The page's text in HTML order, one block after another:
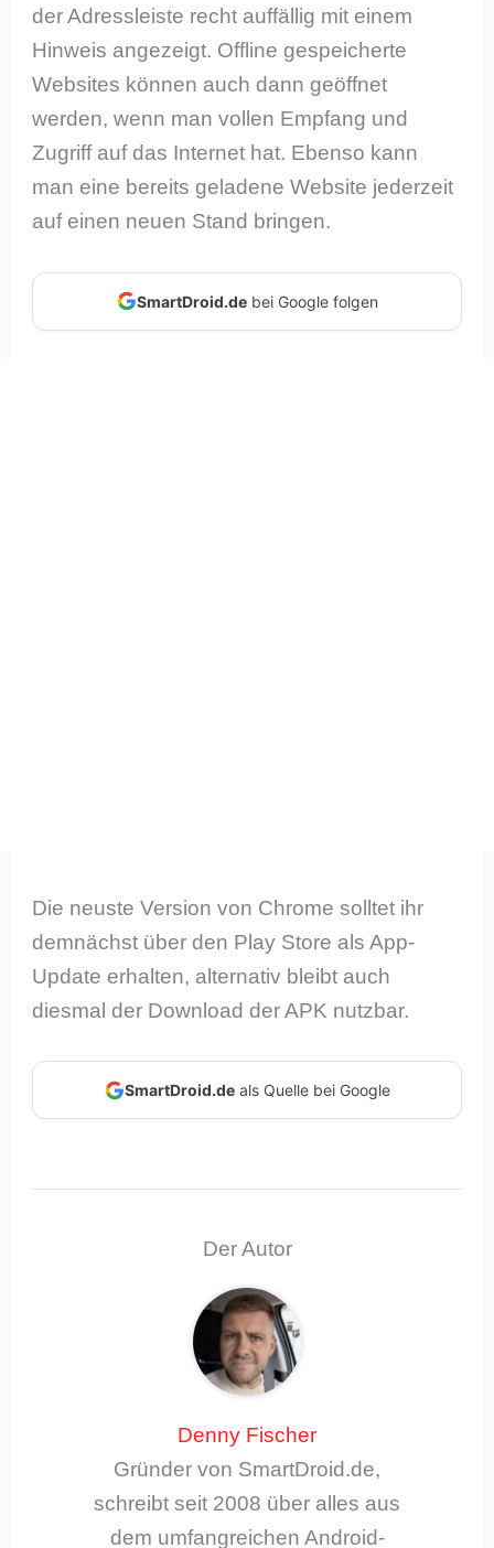
der Adressleiste recht auffällig mit einem
Hinweis angezeigt. Offline gespeicherte
Websites können auch dann geöffnet
werden, wenn man vollen Empfang und
Zugriff auf das Internet hat. Ebenso kann
man eine bereits geladene Website jederzeit
auf einen neuen Stand bringen.
SmartDroid.debei Google folgen
Die neuste Version von Chrome solltet ihr
demnächst über den Play Store als App-
Update erhalten, alternativ bleibt auch
diesmal der Download der APK nutzbar.
SmartDroid.deals Quelle bei Google
Der Autor
Denny Fischer
Gründer von SmartDroid.de,
schreibt seit 2008 über alles aus
dem umfangreichen Android-